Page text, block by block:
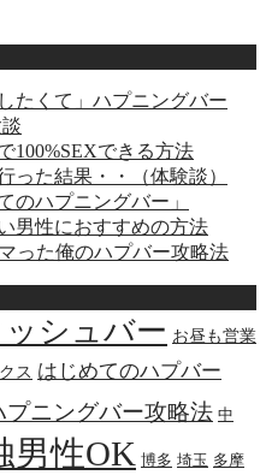
たくて」ハプニングバー
100%SEXできる方法
った結果・・（体験談）
のハプニングバー」
男性におすすめの方法
った俺のハプバー攻略法
シュバー お昼も営業
ス はじめてのハプバー
プニングバー攻略法 中
男性OK 博多 埼玉 多摩